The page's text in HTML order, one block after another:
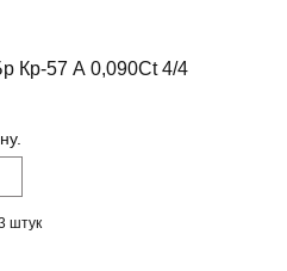
Кр-57 А 0,090Ct 4/4
штук